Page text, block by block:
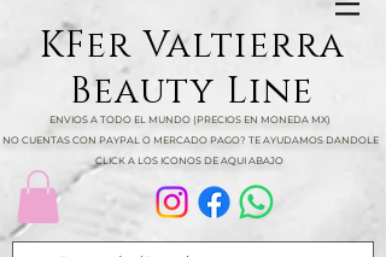
KFer Valtierra
Beauty Line
ENVIOS A TODO EL MUNDO (PRECIOS EN MONEDA MX)
NO CUENTAS CON PAYPAL O MERCADO PAGO? TE AYUDAMOS DANDOLE
CLICK A LOS ICONOS DE AQUI ABAJO